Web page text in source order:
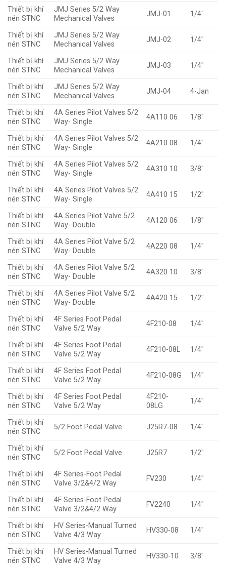
Thiết bị khí
nén STNC
JMJ Series 5/2 Way
Mechanical Valves
JMJ-01 1/4″
Thiết bị khí
nén STNC
JMJ Series 5/2 Way
Mechanical Valves
JMJ-02 1/4″
Thiết bị khí
nén STNC
JMJ Series 5/2 Way
Mechanical Valves
JMJ-03 1/4″
Thiết bị khí
nén STNC
JMJ Series 5/2 Way
Mechanical Valves
JMJ-04 4-Jan
Thiết bị khí
nén STNC
4A Series Pilot Valves 5/2
Way- Single
4A110 06 1/8″
Thiết bị khí
nén STNC
4A Series Pilot Valves 5/2
Way- Single
4A210 08 1/4″
Thiết bị khí
nén STNC
4A Series Pilot Valves 5/2
Way- Single
4A310 10 3/8″
Thiết bị khí
nén STNC
4A Series Pilot Valves 5/2
Way- Single
4A410 15 1/2″
Thiết bị khí
nén STNC
4A Series Pilot Valve 5/2
Way- Double
4A120 06 1/8″
Thiết bị khí
nén STNC
4A Series Pilot Valve 5/2
Way- Double
4A220 08 1/4″
Thiết bị khí
nén STNC
4A Series Pilot Valve 5/2
Way- Double
4A320 10 3/8″
Thiết bị khí
nén STNC
4A Series Pilot Valve 5/2
Way- Double
4A420 15 1/2″
Thiết bị khí
nén STNC
4F Series Foot Pedal
Valve 5/2 Way
4F210-08 1/4″
Thiết bị khí
nén STNC
4F Series Foot Pedal
Valve 5/2 Way
4F210-08L 1/4″
Thiết bị khí
nén STNC
4F Series Foot Pedal
Valve 5/2 Way
4F210-08G 1/4″
Thiết bị khí
nén STNC
4F Series Foot Pedal
Valve 5/2 Way
4F210-
08LG
1/4″
Thiết bị khí
nén STNC
5/2 Foot Pedal Valve J25R7-08 1/4″
Thiết bị khí
nén STNC
5/2 Foot Pedal Valve J25R7 1/2″
Thiết bị khí
nén STNC
4F Series-Foot Pedal
Valve 3/2&4/2 Way
FV230 1/4″
Thiết bị khí
nén STNC
4F Series-Foot Pedal
Valve 3/2&4/2 Way
FV2240 1/4″
Thiết bị khí
nén STNC
HV Series-Manual Turned
Valve 4/3 Way
HV330-08 1/4″
Thiết bị khí
nén STNC
HV Series-Manual Turned
Valve 4/3 Way
HV330-10 3/8″